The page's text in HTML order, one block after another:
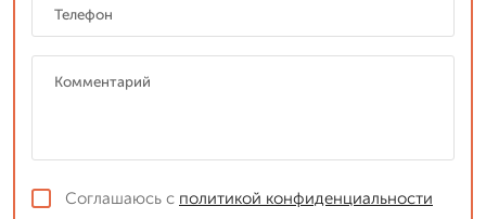
Соглашаюсь с политикой конфиденциальности